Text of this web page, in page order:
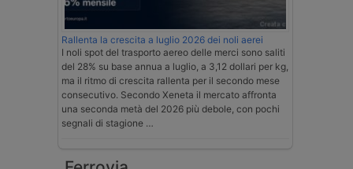
Rallenta la crescita a luglio 2026 dei noli aerei
I noli spot del trasporto aereo delle merci sono saliti
del 28% su base annua a luglio, a 3,12 dollari per kg,
ma il ritmo di crescita rallenta per il secondo mese
consecutivo. Secondo Xeneta il mercato affronta
una seconda metà del 2026 più debole, con pochi
segnali di stagione …